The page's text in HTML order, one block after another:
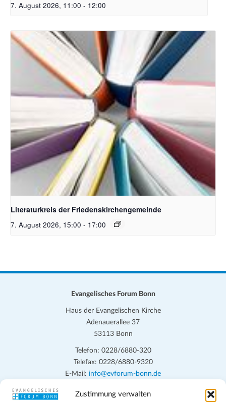
Zustimmung verwalten
7. August 2026, 11:00 - 12:00
Bildquelle Pixabay
Literaturkreis der Friedenskirchengemeinde
7. August 2026, 15:00 - 17:00
Evangelisches Forum Bonn
Haus der Evangelischen Kirche
Adenauerallee 37
53113 Bonn
Telefon: 0228/6880-320
Telefax: 0228/6880-9320
E-Mail: info@evforum-bonn.de
Das Evangelische Forum Bonn will in seinen zentralen